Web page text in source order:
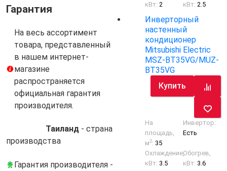
Гарантия
На весь ассортимент
товара, представленный
в нашем интернет-
магазине
распространяется
официальная гарантия
производителя.
Таиланд - cтрана
производства
Гарантия производителя -
кВт:2
кВт:2.5
Инверторный
настенный
кондиционер
Mitsubishi Electric
MSZ-BT35VG/MUZ-
BT35VG
Купить
На
площадь,
м2: 35
Инвертор:
Есть
Охлаждение,
кВт: 3.5
Обогрев,
кВт: 3.6